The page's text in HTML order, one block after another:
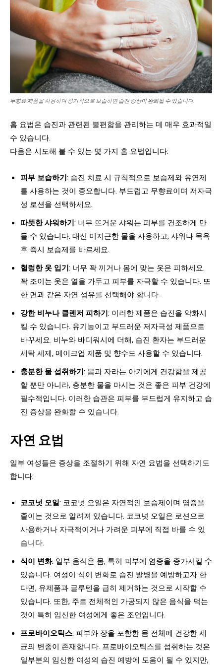
무향료 제품을 사용하여 정기적으로 보습하면 습진 증상이 완화될 수 있습니다.
홈 요법은 습진과 관련된 불편함을 관리하는 데 매우 효과적일
수 있습니다.
다음은 시도해 볼 수 있는 몇 가지 홈 요법입니다:
피부 보습하기: 습진 치료 시 규칙적으로 보습제와 유연제
를 사용하는 것이 중요합니다. 부드럽고 무향료이며 저자극
성 로션을 선택하세요.
따뜻한 샤워하기: 너무 뜨거운 샤워는 피부를 건조하게 만
들 수 있습니다. 대신 미지근한 물을 사용하고, 샤워나 목욕
후 즉시 보습제를 바르세요.
헐렁한 옷 입기: 너무 꽉 끼거나 몸에 맞는 옷은 피하세요.
꽉 조이는 옷은 열을 가두고 피부를 자극할 수 있습니다. 또
한 면과 같은 자연 섬유를 선택해야 합니다.
강한 비누나 클렌저 피하기: 이러한 제품은 습진을 악화시
킬 수 있습니다. 유기농이고 부드러운 저자극성 제품으로
바꾸세요. 비누와 바디워시에 더해, 습진 환자는 부드러운
세탁 세제, 메이크업 제품 및 향수도 사용할 수 있습니다.
충분한 물 섭취하기: 몸과 자라는 아기에게 건강함을 제공
할 뿐만 아니라, 충분한 물을 마시는 것은 좋은 피부 건강에
필수적입니다. 이러한 습관은 피부를 부드럽게 유지하고 습
진 증상을 완화할 수 있습니다.
자연 요법
일부 여성들은 증상을 조절하기 위해 자연 요법을 선택하기도
합니다:
코코넛 오일: 코코넛 오일은 자연적인 보습제이며 염증을
줄이는 것으로 알려져 있습니다. 코코넛 오일은 로션으로
사용하거나 자극적이거나 가려운 피부에 직접 바를 수 있
습니다.
식이 변화: 일부 음식은 몸, 특히 피부에 염증을 증가시킬 수
있습니다. 여성이 식이 변화로 습진 발병을 예방하고자 한
다면, 유제품과 글루텐을 급히 제거하는 것으로 시작할 수
있습니다. 또한, 주로 전체적인 가공되지 않은 음식을 먹는
것이 특히 임신한 여성에게 좋은 조언입니다.
프로바이오틱스: 피부와 장을 포함한 몸 전체에 건강한 세
균의 변종이 존재합니다. 프로바이오틱스를 섭취하는 것은
일부분의 임신한 여성의 습진 예방에 도움이 될 수 있지만,